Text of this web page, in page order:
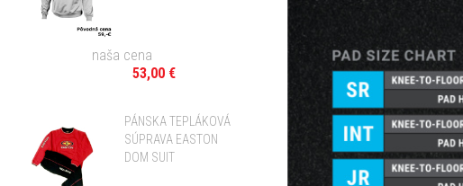
naša cena
53,00 €
PÁNSKA TEPLÁKOVÁ
SÚPRAVA EASTON
DOM SUIT